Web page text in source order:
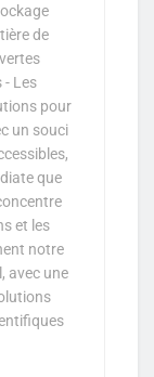
de
- Les
pour
un souci
que
et les
notre
avec une